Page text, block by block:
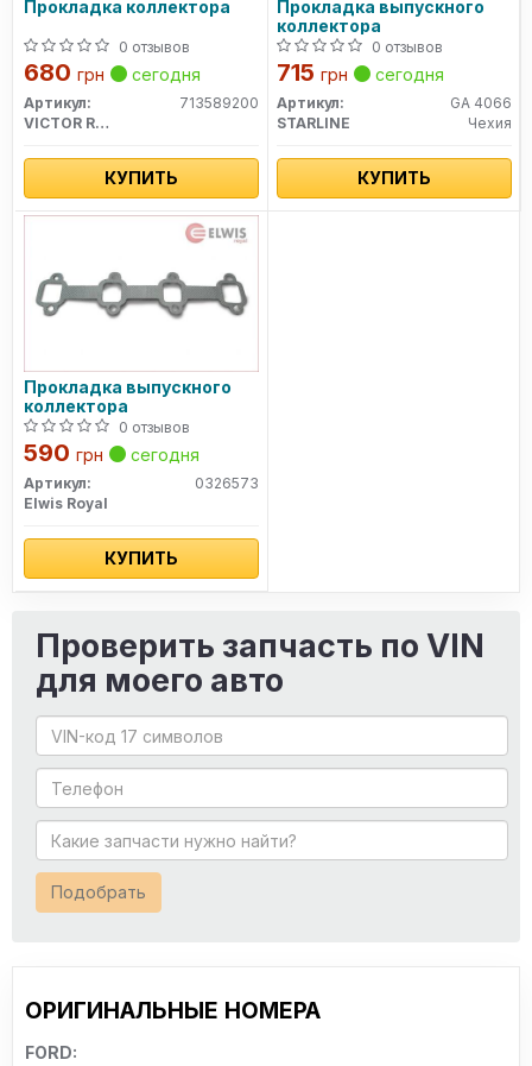
Прокладка коллектора
0 отзывов
680 грн сегодня
Артикул:
713589200
VICTOR REINZ
КУПИТЬ
Прокладка выпускного
коллектора
0 отзывов
715 грн сегодня
Артикул:
GA 4066
STARLINE
Чехия
КУПИТЬ
Прокладка выпускного
коллектора
0 отзывов
590 грн сегодня
Артикул:
0326573
Elwis Royal
КУПИТЬ
Проверить запчасть по VIN
для моего авто
Подобрать
ОРИГИНАЛЬНЫЕ НОМЕРА
FORD: